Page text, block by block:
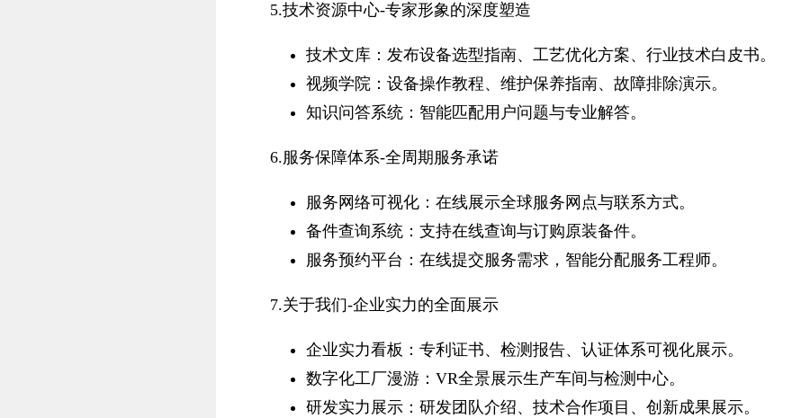
5.技术资源中心-专家形象的深度塑造
技术文库：发布设备选型指南、工艺优化方案、行业技术白皮书。
视频学院：设备操作教程、维护保养指南、故障排除演示。
知识问答系统：智能匹配用户问题与专业解答。
6.服务保障体系-全周期服务承诺
服务网络可视化：在线展示全球服务网点与联系方式。
备件查询系统：支持在线查询与订购原装备件。
服务预约平台：在线提交服务需求，智能分配服务工程师。
7.关于我们-企业实力的全面展示
企业实力看板：专利证书、检测报告、认证体系可视化展示。
数字化工厂漫游：VR全景展示生产车间与检测中心。
研发实力展示：研发团队介绍、技术合作项目、创新成果展示。